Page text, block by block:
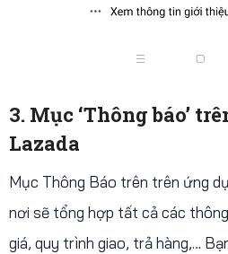
3. Mục ‘Thông báo’
Lazada
Mục Thông Báo trên trên ứng
nơi sẽ tổng hợp tất cả các thông
giá, quy trình giao, trả hàng,…